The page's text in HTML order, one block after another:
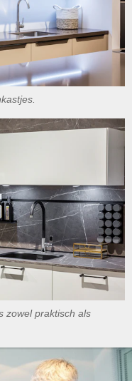
zowel praktisch als